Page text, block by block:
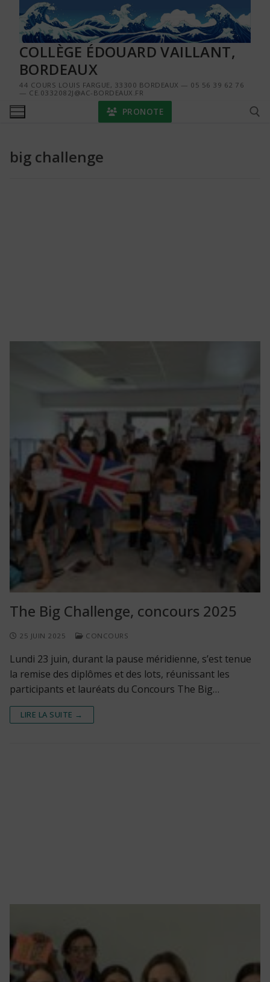
contenu
COLLÈGE ÉDOUARD VAILLANT,
BORDEAUX
44 COURS LOUIS FARGUE, 33300 BORDEAUX — 05 56 39 62 76
— CE.0332082J@AC-BORDEAUX.FR
PRONOTE
big challenge
The Big Challenge, concours 2025
25 JUIN 2025 CONCOURS
Lundi 23 juin, durant la pause méridienne, s’est tenue
la remise des diplômes et des lots, réunissant les
participants et lauréats du Concours The Big…
LIRE LA SUITE →